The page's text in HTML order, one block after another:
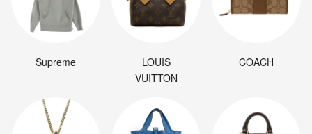
Supreme
LOUIS
VUITTON
COACH